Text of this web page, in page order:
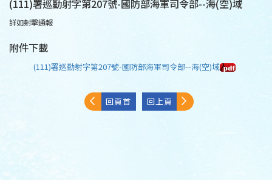
(111)署巡勤射字第207號-國防部海軍司令部--海(空)域
詳如射擊通報
附件下載
(111)署巡勤射字第207號-國防部海軍司令部--海(空)域
回頁首 回上頁